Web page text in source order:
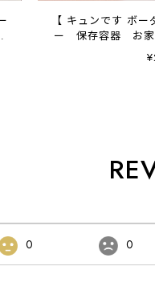
【 キュンです ボ
ー 保存容器 お
ット う
0 0